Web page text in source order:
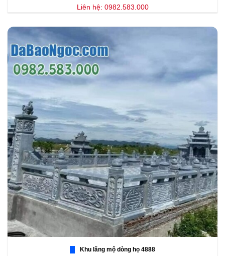
Liên hệ: 0982.583.000
Khu lăng mộ dòng họ 4888